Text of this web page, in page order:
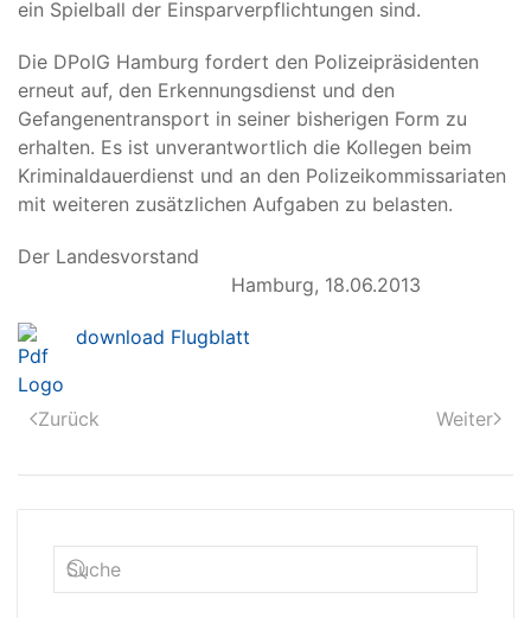
ein Spielball der Einsparverpflichtungen sind.
Die DPolG Hamburg fordert den Polizeipräsidenten
erneut auf, den Erkennungsdienst und den
Gefangenentransport in seiner bisherigen Form zu
erhalten. Es ist unverantwortlich die Kollegen beim
Kriminaldauerdienst und an den Polizeikommissariaten
mit weiteren zusätzlichen Aufgaben zu belasten.
Der Landesvorstand
Hamburg, 18.06.2013
download Flugblatt
Zurück Weiter